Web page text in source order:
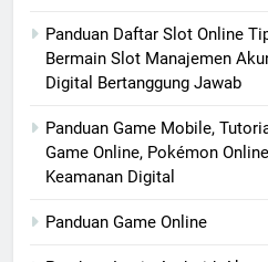
Panduan Daftar Slot Online
Bermain Slot Manajemen
Digital Bertanggung Jawab
Panduan Game Mobile,
Game Online, Pokémon
Keamanan Digital
Panduan Game Online